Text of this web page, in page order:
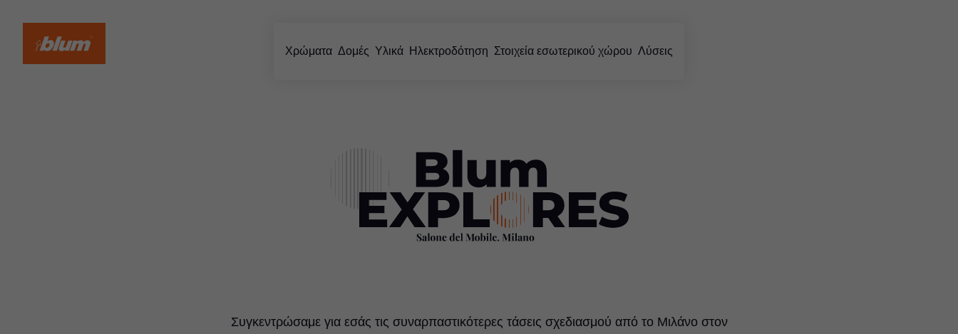
Δομές
Χρώματα Δομές Υλικά Ηλεκτροδότηση Στοιχεία εσωτερικού χώρου Λύσεις
Συγκεντρώσαμε για εσάς τις συναρπαστικότερες τάσεις σχεδιασμού από το Μιλάνο στον